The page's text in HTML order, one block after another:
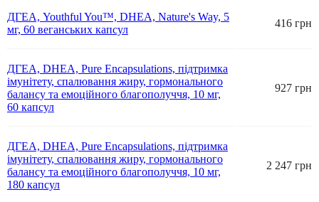
ДГЕА, Youthful You™, DHEA, Nature's Way, 5
мг, 60 веганських капсул
416 грн
ДГЕА, DHEA, Pure Encapsulations, підтримка
імунітету, спалювання жиру, гормонального
балансу та емоційного благополуччя, 10 мг,
60 капсул
927 грн
ДГЕА, DHEA, Pure Encapsulations, підтримка
імунітету, спалювання жиру, гормонального
балансу та емоційного благополуччя, 10 мг,
180 капсул
2 247 грн